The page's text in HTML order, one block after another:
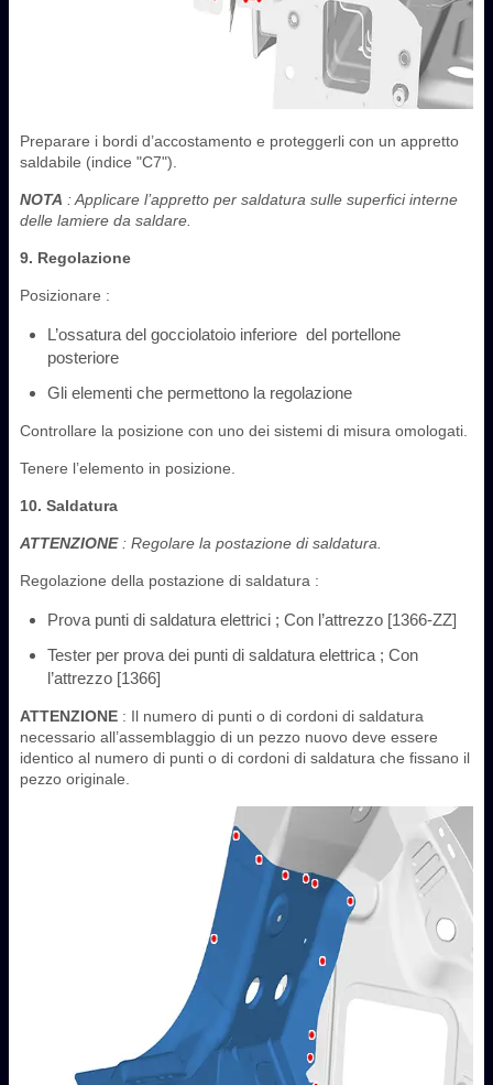
Preparare i bordi d’accostamento e proteggerli con un appretto
saldabile (indice "C7").
NOTA : Applicare l’appretto per saldatura sulle superfici interne
delle lamiere da saldare.
9. Regolazione
Posizionare :
L’ossatura del gocciolatoio inferiore ‎ del portellone
posteriore ‎
Gli elementi che permettono la regolazione
Controllare la posizione con uno dei sistemi di misura omologati.
Tenere l’elemento in posizione.
10. Saldatura
ATTENZIONE: Regolare la postazione di saldatura.
Regolazione della postazione di saldatura :
Prova punti di saldatura elettrici ; Con l’attrezzo [1366-ZZ]
Tester per prova dei punti di saldatura elettrica ; Con
l’attrezzo [1366]
ATTENZIONE : Il numero di punti o di cordoni di saldatura
necessario all’assemblaggio di un pezzo nuovo deve essere
identico al numero di punti o di cordoni di saldatura che fissano il
pezzo originale.